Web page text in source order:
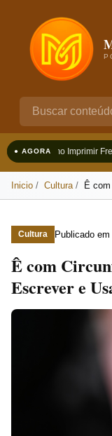
● AGORAComo Imprimir
Inicio Cultura Ê
Cultura Publicado em
Ê com
Escrever e